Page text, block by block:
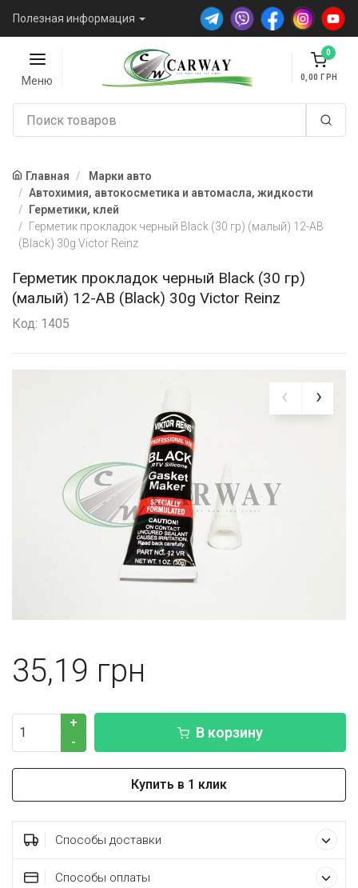
Полезная информация
Меню
0
0,00
Главная
Марки авто
Автохимия, автокосметика и автомасла, жидкости
Герметики, клей
Герметик прокладок черный Black (30 гр) (малый) 12-AB
(Black) 30g Victor Reinz
Герметик прокладок черный Black (30 гр)
(малый) 12-AB (Black) 30g Victor Reinz
Код: 1405
35,19
+
-
В корзину
Купить в 1 клик
Способы доставки
Способы оплаты